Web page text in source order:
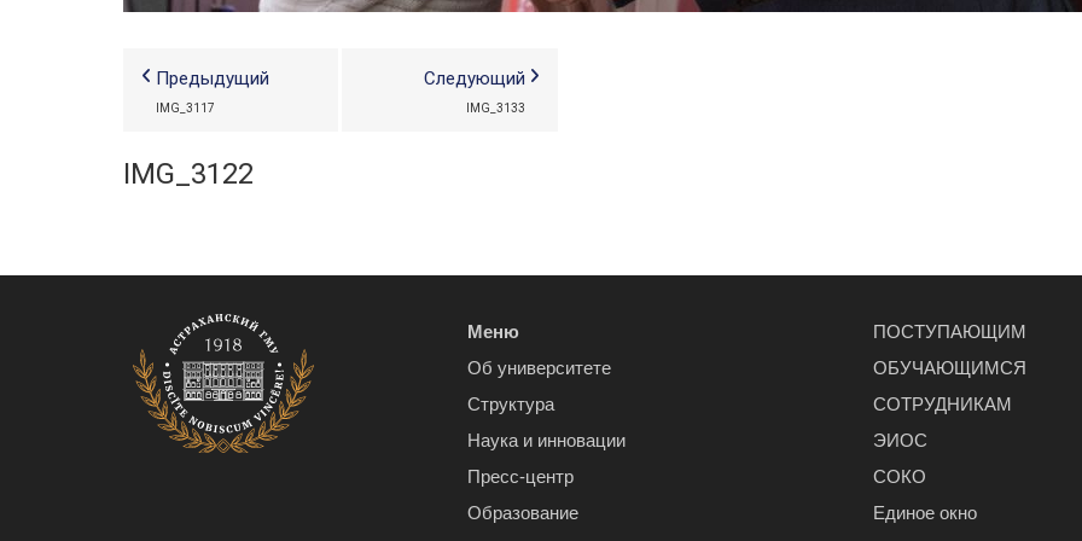
Предыдущий
IMG_3117
Следующий
IMG_3133
IMG_3122
Меню
Об университете
Структура
Наука и инновации
Пресс-центр
Образование
ПОСТУПАЮЩИМ
ОБУЧАЮЩИМСЯ
СОТРУДНИКАМ
ЭИОС
СОКО
Единое окно